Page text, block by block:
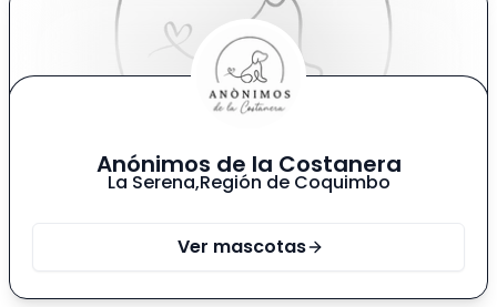
Anónimos de la Costanera
La Serena,Región de Coquimbo
Ver mascotas